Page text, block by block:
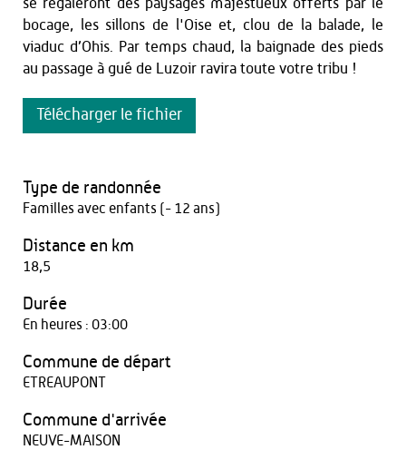
se régaleront des paysages majestueux offerts par le
bocage, les sillons de l'Oise et, clou de la balade, le
viaduc d’Ohis. Par temps chaud, la baignade des pieds
au passage à gué de Luzoir ravira toute votre tribu !
Télécharger le fichier
Type de randonnée
Familles avec enfants (- 12 ans)
Distance en km
18,5
Durée
En heures : 03:00
Commune de départ
ETREAUPONT
Commune d'arrivée
NEUVE-MAISON